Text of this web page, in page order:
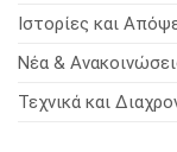
Ιστορίες και
Νέα &
Τεχνικά και